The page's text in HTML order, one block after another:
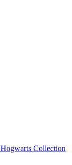
Collection